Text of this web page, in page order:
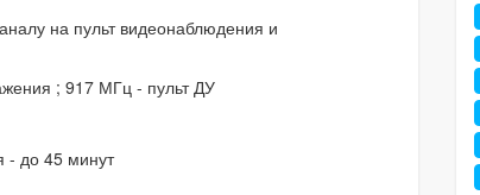
на пульт видеонаблюдения и
; 917 МГц - пульт ДУ
- до 45 минут